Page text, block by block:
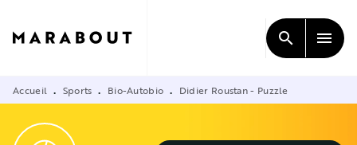
CONTENU
search menu
Accueil • Sports • Bio-Autobio • Didier Roustan - Puzzle